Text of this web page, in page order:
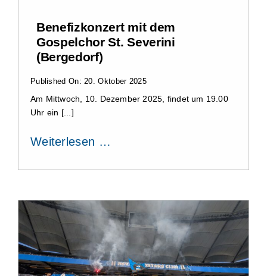
Benefizkonzert mit dem
Gospelchor St. Severini
(Bergedorf)
Published On: 20. Oktober 2025
Am Mittwoch, 10. Dezember 2025, findet um 19.00
Uhr ein [...]
Weiterlesen …